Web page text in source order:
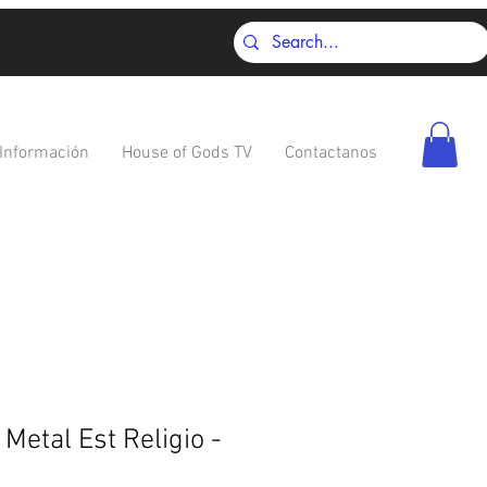
Información House of Gods TV Contactanos
Est Religio -